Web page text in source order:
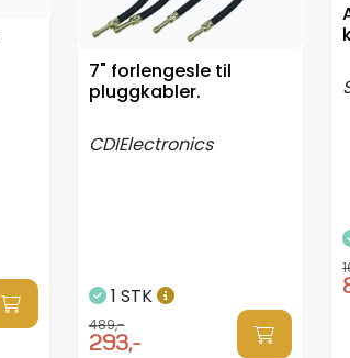
7" forlengesle til
pluggkabler.
CDIElectronics
1 STK
489,-
293,-